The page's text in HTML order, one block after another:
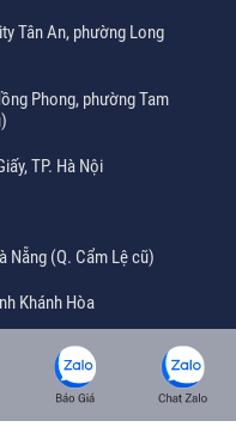
Tân An, phường Long
Phong, phường Tam
TP. Hà Nội
Nẵng (Q. Cẩm Lệ cũ)
Khánh Hòa